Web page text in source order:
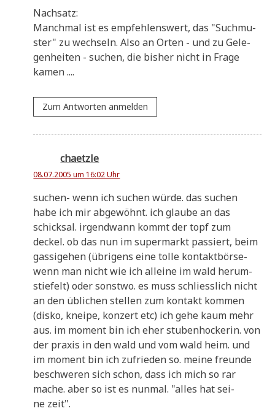
Nach­satz:
Manch­mal ist es emp­feh­lens­wert, das "Such­mu­
ster" zu wech­seln. Also an Orten - und zu Gele­
gen­hei­ten - suchen, die bis­her nicht in Fra­ge
kamen ....
Zum Antworten anmelden
chaetzle
08.07.2005 um 16:02 Uhr
suchen- wenn ich suchen wür­de. das suchen
habe ich mir abge­wöhnt. ich glau­be an das
schick­sal. irgend­wann kommt der topf zum
deckel. ob das nun im super­markt pas­siert, beim
gas­si­ge­hen (übri­gens eine tol­le kon­takt­bör­se-
wenn man nicht wie ich allei­ne im wald her­um­
stie­felt) oder sonst­wo. es muss schliess­lich nicht
an den übli­chen stel­len zum kon­takt kom­men
(dis­ko, knei­pe, kon­zert etc) ich gehe kaum mehr
aus. im moment bin ich eher stu­ben­hocke­rin. von
der pra­xis in den wald und vom wald heim. und
im moment bin ich zufrie­den so. mei­ne freun­de
beschwe­ren sich schon, dass ich mich so rar
mache. aber so ist es nun­mal. "alles hat sei­
ne zeit".